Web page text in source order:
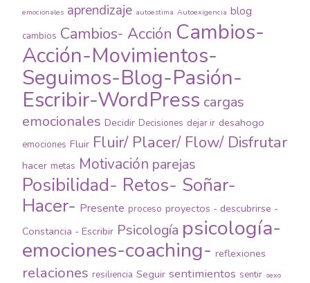
emocionales aprendizaje autoestima Autoexigencia blog
cambios Cambios- Acción Cambios-
Acción-Movimientos-
Seguimos-Blog-Pasión-
Escribir-WordPress cargas
emocionales Decidir Decisiones dejar ir desahogo
emociones Fluir Fluir/ Placer/ Flow/ Disfrutar
hacer metas Motivación parejas
Posibilidad- Retos- Soñar-
Hacer- Presente proceso proyectos - descubrirse -
Constancia - Escribir Psicología psicología-
emociones-coaching- reflexiones
relaciones resiliencia Seguir sentimientos sentir sexo